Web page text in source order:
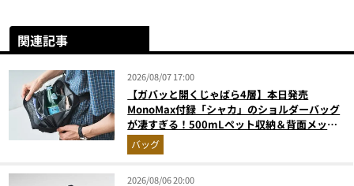
関連記事
2026/08/07 17:00
【ガバッと開くじゃばら4層】本日発売
MonoMax付録「シャカ」のショルダーバッグ
が凄すぎる！500mLペット収納＆背面メッシ
ュでベタつかない
バッグ
2026/08/06 20:00